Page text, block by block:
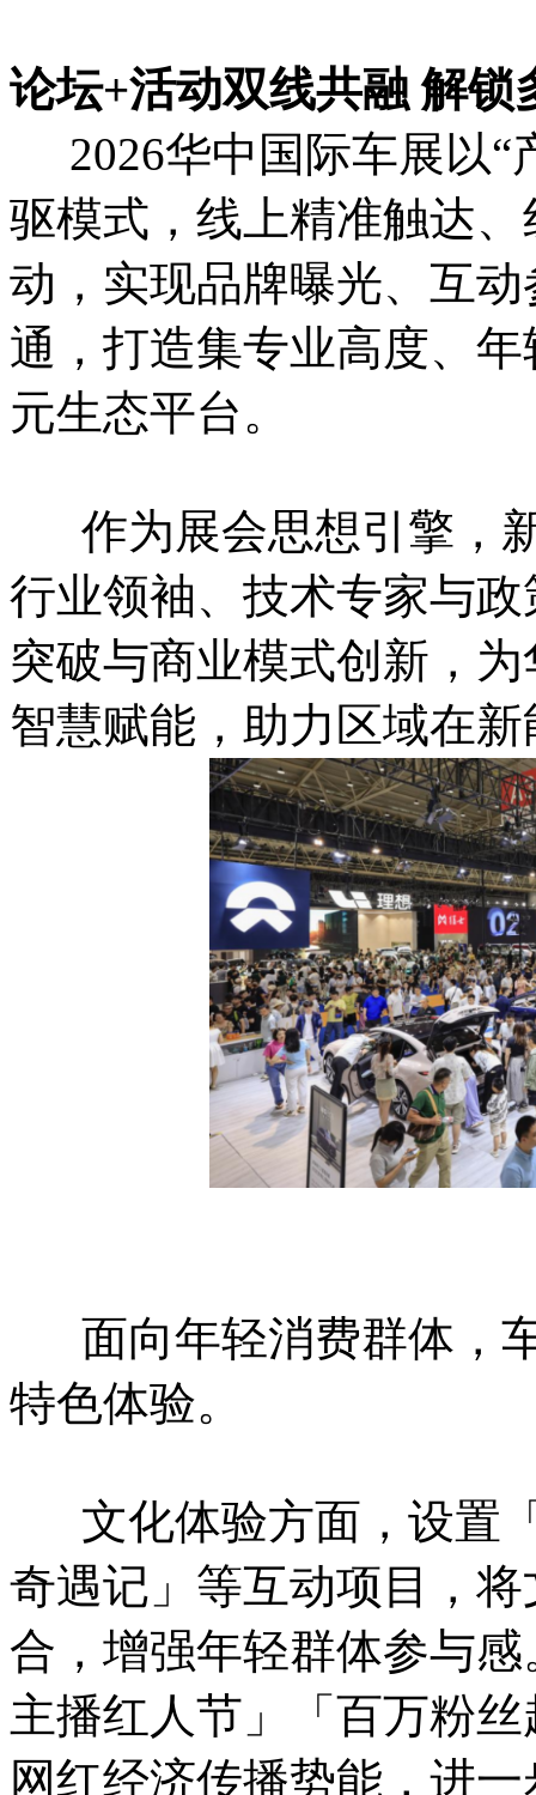
论坛+活动双线共融 解锁
2026华中国际车展以“
驱模式，线上精准触达
动，实现品牌曝光、互
通，打造集专业高度、
元生态平台。
作为展会思想引擎，
行业领袖、技术专家与
突破与商业模式创新，
智慧赋能，助力区域在
面向年轻消费群体，
特色体验。
文化体验方面，设置
奇遇记」等互动项目，
合，增强年轻群体参与
主播红人节」「百万粉
网红经济传播势能，进